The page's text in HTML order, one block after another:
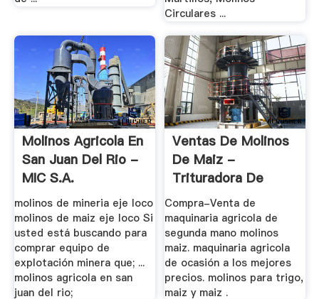
Circulares ...
Molinos Agricola En
San Juan Del Rio -
MIC S.A.
molinos de mineria eje loco
molinos de maiz eje loco Si
usted está buscando para
comprar equipo de
explotación minera que; ...
molinos agricola en san
juan del rio;
Ventas De Molinos
De Maiz -
Trituradora De
Cono
Compra-Venta de
maquinaria agricola de
segunda mano molinos
maiz. maquinaria agricola
de ocasión a los mejores
precios. molinos para trigo,
maiz y maiz .